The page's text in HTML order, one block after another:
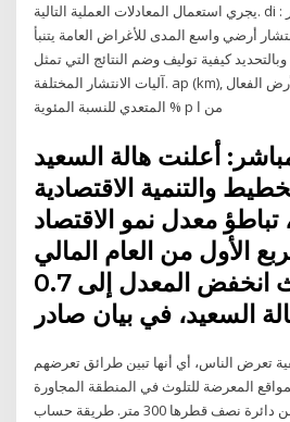
يجري استعمال المعادلات العملية التالية. di : القطر a: معدل انتشار موج
أرضي واسع المدى للأغراض العامة يتنبأ
كيفية توليف وضم النتائج التي تمثل
آليات الانتشار المختلفة. ap (km), الفقرة 5.3, نصف قطر الأرض الفعال
المتعدي للنسبة المئوية % p من ا
أعلنت هالة السعيد
والتنمية الاقتصادية
تباطؤ معدل نمو الاقتصاد
الأول من العام المالي
الجاري، حيث انخفض المعدل إلى 0.7
السعيد، في بيان صادر
الخطوة 7 كيفية تعرض الناس، أي أنها تبين طرائق تعرضهم
المعرضة للتلوث في المنطقة المجاورة
للمخزن مباشرة، وذلك ضمن دائرة نصف قطرها 300 متر. طريقة حساب